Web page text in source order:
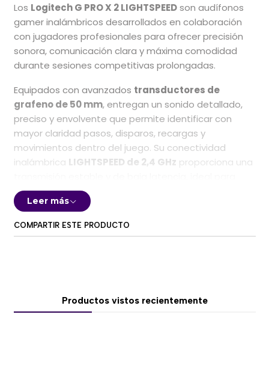
Los Logitech G PRO X 2 LIGHTSPEEDson audífonos
gamer inalámbricos desarrollados en colaboración
con jugadores profesionales para ofrecer precisión
sonora, comunicación clara y máxima comodidad
durante sesiones competitivas prolongadas.
Equipados con avanzados transductores de
grafeno de 50 mm, entregan un sonido detallado,
preciso y envolvente que permite identificar con
mayor claridad pasos, disparos, recargas y
movimientos dentro del juego. Su conectividad
inalámbrica LIGHTSPEED de 2,4 GHz proporciona una
gaming competitivo en PC y PlayStation.
🎯 Transductores de grafeno de 50 mm
Los drivers de grafeno están diseñados para ofrecer
Esto permite:
Leer más
COMPARTIR ESTE PRODUCTO
Productos vistos recientemente